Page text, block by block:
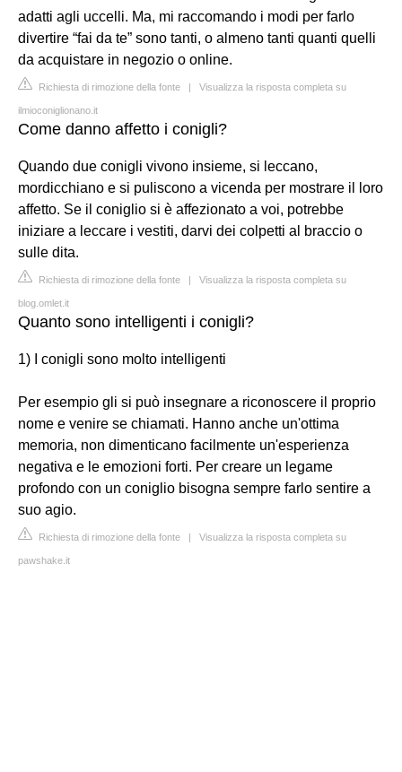
adatti agli uccelli. Ma, mi raccomando i modi per farlo
divertire “fai da te” sono tanti, o almeno tanti quanti quelli
da acquistare in negozio o online.
Richiesta di rimozione della fonte | Visualizza la risposta completa su
ilmioconiglionano.it
Come danno affetto i conigli?
Quando due conigli vivono insieme, si leccano,
mordicchiano e si puliscono a vicenda per mostrare il loro
affetto. Se il coniglio si è affezionato a voi, potrebbe
iniziare a leccare i vestiti, darvi dei colpetti al braccio o
sulle dita.
Richiesta di rimozione della fonte | Visualizza la risposta completa su
blog.omlet.it
Quanto sono intelligenti i conigli?
1) I conigli sono molto intelligenti
Per esempio gli si può insegnare a riconoscere il proprio
nome e venire se chiamati. Hanno anche un'ottima
memoria, non dimenticano facilmente un'esperienza
negativa e le emozioni forti. Per creare un legame
profondo con un coniglio bisogna sempre farlo sentire a
suo agio.
Richiesta di rimozione della fonte | Visualizza la risposta completa su
pawshake.it